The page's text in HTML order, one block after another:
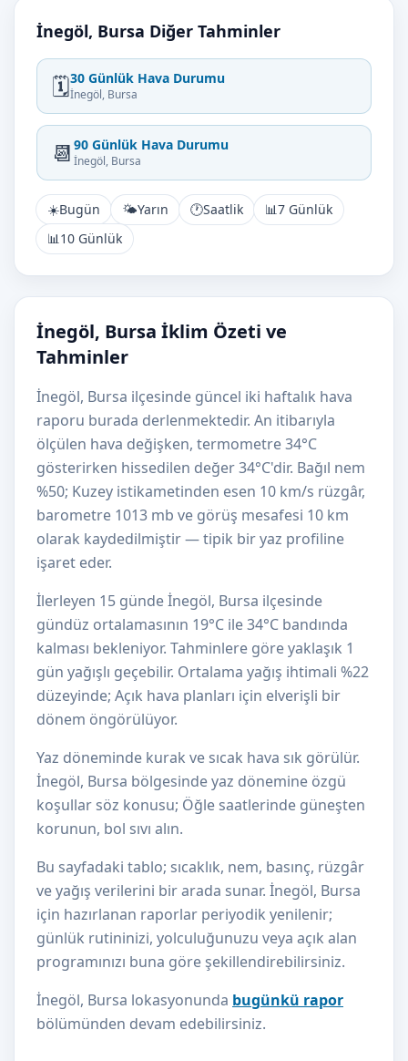
İnegöl, Bursa Diğer Tahminler
🗓️30 Günlük Hava Durumu
İnegöl, Bursa
📆 90 Günlük Hava Durumu
İnegöl, Bursa
☀️Bugün 🌤️Yarın 🕐Saatlik 📊7 Günlük
📊10 Günlük
İnegöl, Bursa İklim Özeti ve
Tahminler
İnegöl, Bursa ilçesinde güncel iki haftalık hava
raporu burada derlenmektedir. An itibarıyla
ölçülen hava değişken, termometre 34°C
gösterirken hissedilen değer 34°C'dir. Bağıl nem
%50; Kuzey istikametinden esen 10 km/s rüzgâr,
barometre 1013 mb ve görüş mesafesi 10 km
olarak kaydedilmiştir — tipik bir yaz profiline
işaret eder.
İlerleyen 15 günde İnegöl, Bursa ilçesinde
gündüz ortalamasının 19°C ile 34°C bandında
kalması bekleniyor. Tahminlere göre yaklaşık 1
gün yağışlı geçebilir. Ortalama yağış ihtimali %22
düzeyinde; Açık hava planları için elverişli bir
dönem öngörülüyor.
Yaz döneminde kurak ve sıcak hava sık görülür.
İnegöl, Bursa bölgesinde yaz dönemine özgü
koşullar söz konusu; Öğle saatlerinde güneşten
korunun, bol sıvı alın.
Bu sayfadaki tablo; sıcaklık, nem, basınç, rüzgâr
ve yağış verilerini bir arada sunar. İnegöl, Bursa
için hazırlanan raporlar periyodik yenilenir;
günlük rutininizi, yolculuğunuzu veya açık alan
programınızı buna göre şekillendirebilirsiniz.
İnegöl, Bursa lokasyonunda bugünkü rapor
bölümünden devam edebilirsiniz.